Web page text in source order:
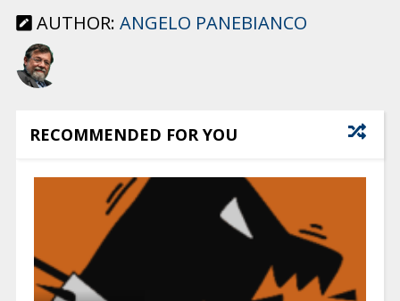
AUTHOR: ANGELO PANEBIANCO
RECOMMENDED FOR YOU